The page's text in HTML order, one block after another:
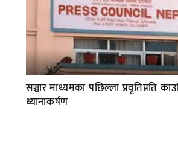
सञ्चार माध्यमका पछिल्ला प्रवृतिप्रति
ध्यानाकर्षण